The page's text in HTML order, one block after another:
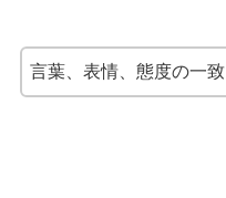
言葉、表情、態度の一致